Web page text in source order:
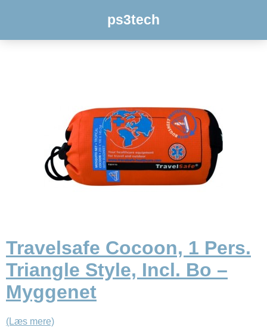
ps3tech
Travelsafe Cocoon, 1 Pers.
Triangle Style, Incl. Bo –
Myggenet
(Læs mere)